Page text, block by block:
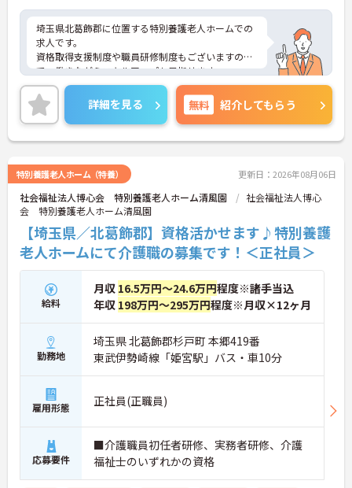
【リフレッシュ休暇17日や自由な身だしなみ規定
で、自分らしく無理なく続けられます】
・年間107日の休日に加えて年間17日のリフレッシ
ュ休暇が支給されるため、しっかりと休息を取りな
がらオンオフのメリハリをつけて働けます。
・髪色やネイルなどが原則自由となっており、定年
65歳・再雇用70歳までの継続雇用制度のもとで、ご
自身のスタイルを保ちながら末永く活躍できます。
埼玉県北葛飾郡に位置する特別養護老人ホームでの
求人です。
資格取得支援制度や職員研修制度もございますの
で、働きながらスキルアップも目指せます。
ご興味ある方はお気軽にお問い合わせください。
詳細を見る 無料 紹介してもらう
特別養護老人ホーム（特養） 更新日：2026年08月06日
社会福祉法人博心会 特別養護老人ホーム清風園
社会福祉法人博心
会 特別養護老人ホーム清風園
【埼玉県／北葛飾郡】資格活かせます♪特別養護
老人ホームにて介護職の募集です！＜正社員＞
給料
月収 16.5万円～24.6万円程度※諸手当込
年収 198万円～295万円程度※月収×12ヶ月
勤務地
埼玉県 北葛飾郡杉戸町 本郷419番
東武伊勢崎線「姫宮駅」バス・車10分
雇用形態 正社員(正職員)
応募要件
■介護職員初任者研修、実務者研修、介護
福祉士のいずれかの資格